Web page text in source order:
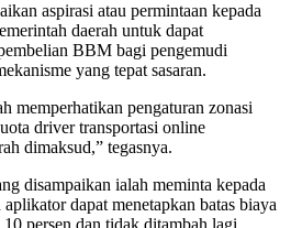
aspirasi atau permintaan kepada
daerah untuk dapat
BBM bagi pengemudi
yang tepat sasaran.
memperhatikan pengaturan zonasi
driver transportasi online
dimaksud,” tegasnya.
disampaikan ialah meminta kepada
dapat menetapkan batas biaya